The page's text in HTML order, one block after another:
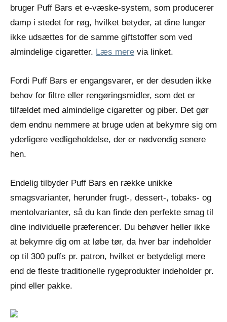
bruger Puff Bars et e-væske-system, som producerer
damp i stedet for røg, hvilket betyder, at dine lunger
ikke udsættes for de samme giftstoffer som ved
almindelige cigaretter. Læs mere via linket.
Fordi Puff Bars er engangsvarer, er der desuden ikke
behov for filtre eller rengøringsmidler, som det er
tilfældet med almindelige cigaretter og piber. Det gør
dem endnu nemmere at bruge uden at bekymre sig om
yderligere vedligeholdelse, der er nødvendig senere
hen.
Endelig tilbyder Puff Bars en række unikke
smagsvarianter, herunder frugt-, dessert-, tobaks- og
mentolvarianter, så du kan finde den perfekte smag til
dine individuelle præferencer. Du behøver heller ikke
at bekymre dig om at løbe tør, da hver bar indeholder
op til 300 puffs pr. patron, hvilket er betydeligt mere
end de fleste traditionelle rygeprodukter indeholder pr.
pind eller pakke.